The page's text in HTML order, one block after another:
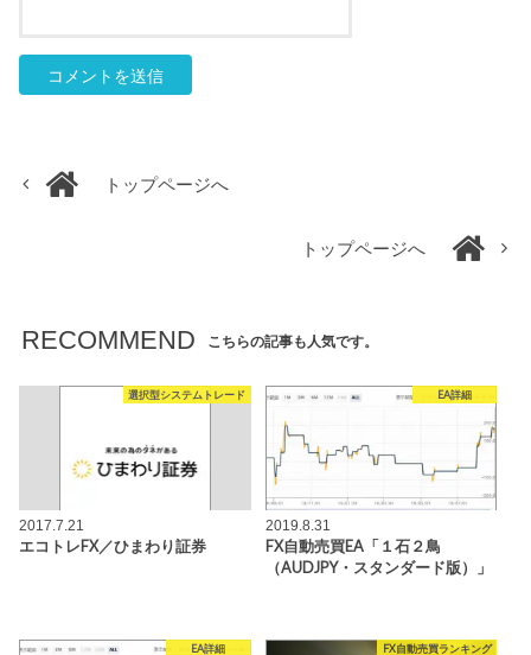
トップページへ
トップページへ
RECOMMEND こちらの記事も人気です。
選択型システムトレード
2017.7.21
エコトレFX／ひまわり証券
EA詳細
2019.8.31
FX自動売買EA「１石２鳥
（AUDJPY・スタンダード版）」
EA詳細 FX自動売買ランキング